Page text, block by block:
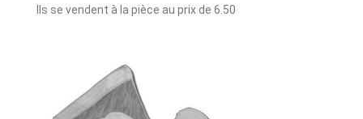
Ils se vendent à la pièce au prix de 6.50